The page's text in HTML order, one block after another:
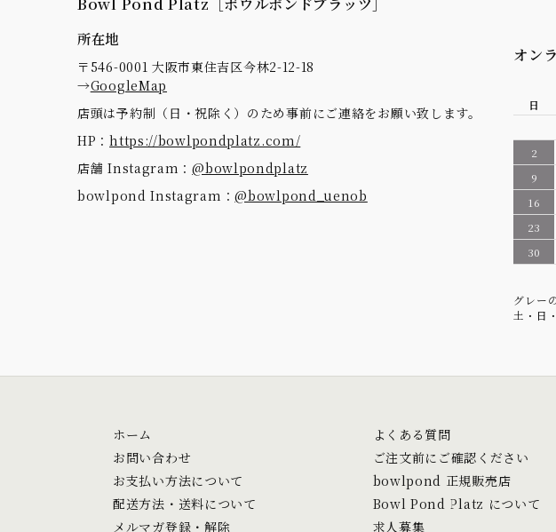
所在地
〒546-0001 大阪市東住吉区今林2-12-18
→GoogleMap
店頭は予約制（日・祝除く）のため事前にご連絡をお願い致します。
HP：https://bowlpondplatz.com/
店舗 Instagram：@bowlpondplatz
bowlpond Instagram：@bowlpond_uenob
オン
日
2
9
16
23
30
グレー
土・日
ホーム
お問い合わせ
お支払い方法について
配送方法・送料について
メルマガ登録・解除
よくある質問
ご注文前にご確認ください
bowlpond 正規販売店
Bowl Pond Platz について
求人募集